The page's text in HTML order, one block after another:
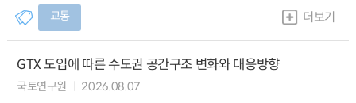
교통 더보기
GTX 도입에 따른 수도권 공간구조 변화와 대응방향
국토연구원 2026.08.07